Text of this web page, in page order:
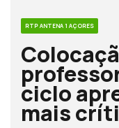
RTP ANTENA 1 AÇORES
ciclo
mais